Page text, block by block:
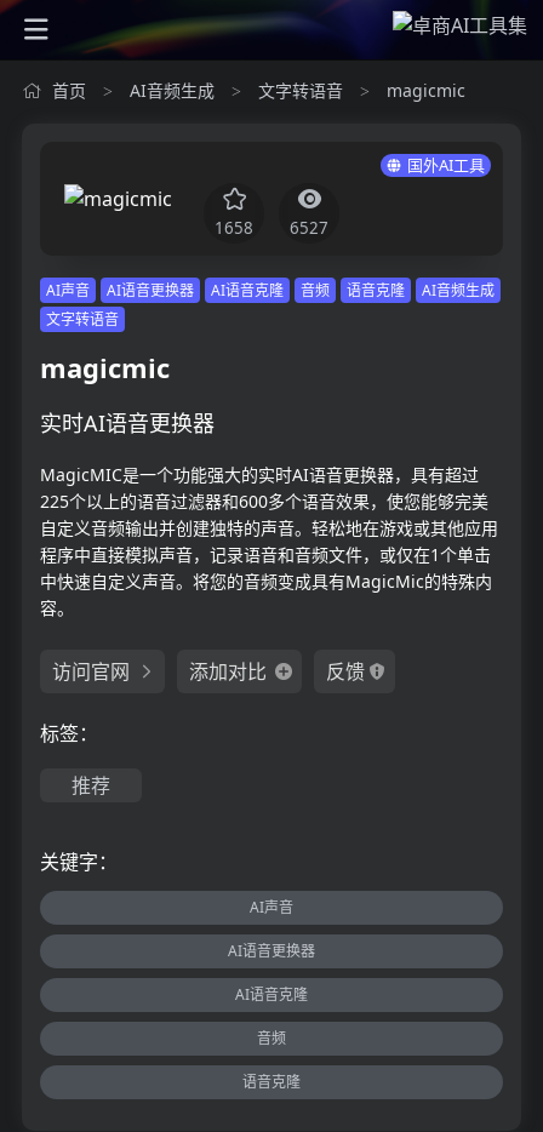
首页 > AI音频生成 > 文字转语音 > magicmic
国外AI工具
1658 6527
AI声音 AI语音更换器 AI语音克隆 音频 语音克隆
AI音频生成
文字转语音
magicmic
实时AI语音更换器
MagicMIC是一个功能强大的实时AI语音更换器，具有超过
225个以上的语音过滤器和600多个语音效果，使您能够完美
自定义音频输出并创建独特的声音。轻松地在游戏或其他应用
程序中直接模拟声音，记录语音和音频文件，或仅在1个单击
中快速自定义声音。将您的音频变成具有MagicMic的特殊内
容。
访问官网 添加对比 反馈
标签：
推荐
关键字：
AI声音
AI语音更换器
AI语音克隆
音频
语音克隆